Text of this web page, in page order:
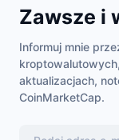
Zawsze i
Informuj mnie
aktualizacjach,
CoinMarketCap.